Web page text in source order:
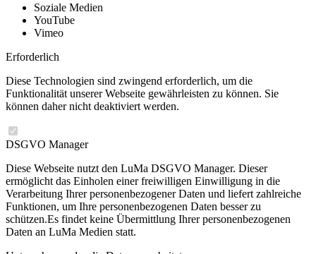
Soziale Medien
YouTube
Vimeo
Erforderlich
Diese Technologien sind zwingend erforderlich, um die
Funktionalität unserer Webseite gewährleisten zu können. Sie
können daher nicht deaktiviert werden.
DSGVO Manager
Diese Webseite nutzt den LuMa DSGVO Manager. Dieser
ermöglicht das Einholen einer freiwilligen Einwilligung in die
Verarbeitung Ihrer personenbezogener Daten und liefert zahlreiche
Funktionen, um Ihre personenbezogenen Daten besser zu
schützen.Es findet keine Übermittlung Ihrer personenbezogenen
Daten an LuMa Medien statt.